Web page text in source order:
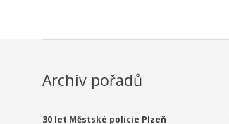
Archiv pořadů
30 let Městské policie Plzeň